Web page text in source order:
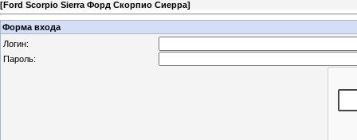
[Ford Scorpio Sierra Форд Скорпио Сиерра]
Форма входа
Логин:
Пароль: